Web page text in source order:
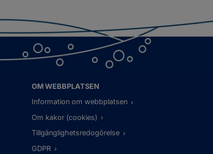
OM WEBBPLATSEN
Information om webbplatsen
Om kakor (cookies)
Tillgänglighetsredogörelse
GDPR